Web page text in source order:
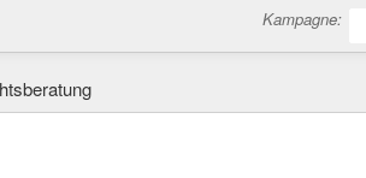
Kampagne: